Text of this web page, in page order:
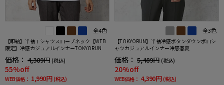
全4色
【即納】半袖Ｔシャツスロープネック【WEB
限定】冷感カジュアルインナーTOKYORUN春
価格： 4,389円 (税込)
55%off
WEB価格： 1,990円 (税込)
全3色
【TOKYORUN】半袖冷感ボタンダウンポロシ
ャツカジュアルインナー冷感春夏
価格： 5,489円 (税込)
20%off
WEB価格： 4,390円 (税込)